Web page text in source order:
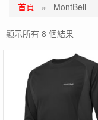
首頁 » MontBell
顯示所有 8 個結果